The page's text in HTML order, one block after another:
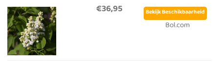
€36,95
Bekijk Beschikbaarheid
Bol.com